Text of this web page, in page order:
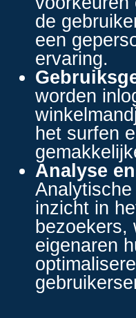
de
een
ervaring.
worden
het surfen
Analyse
inzicht in
bezoekers,
eigenaren